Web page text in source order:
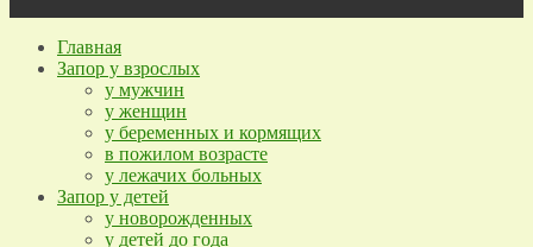
Главная
Запор у взрослых
у мужчин
у женщин
у беременных и кормящих
в пожилом возрасте
у лежачих больных
Запор у детей
у новорожденных
у детей до года